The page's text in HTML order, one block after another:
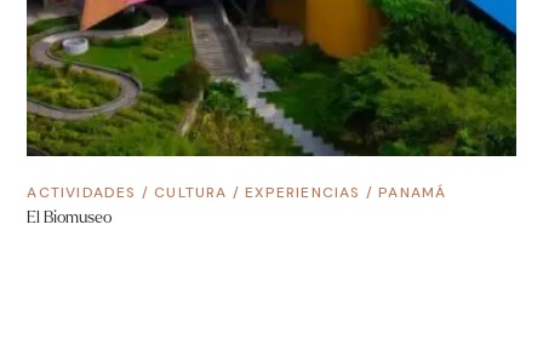
ACTIVIDADES /CULTURA /EXPERIENCIAS /PANAMÁ
El Biomuseo